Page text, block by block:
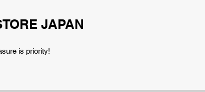
JAPAN
is priority!